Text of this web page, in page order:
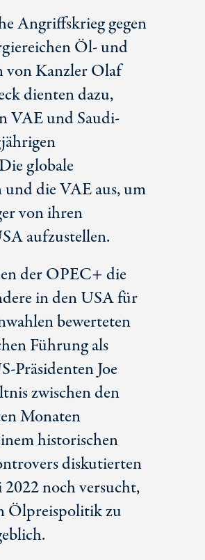
Angriffskrieg gegen
Öl- und
von Kanzler Olaf
dienten dazu,
VAE und Saudi-
globale
die VAE aus, um
von ihren
aufzustellen.
der OPEC+ die
in den USA für
bewerteten
Führung als
PräsidentenJoe
zwischen den
Monaten
historischen
diskutierten
noch versucht,
Ölpreispolitik zu